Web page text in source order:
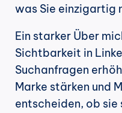
was Sie einzigartig
Ein starker Über
Sichtbarkeit in
Suchanfragen
Marke stärken und
entscheiden, ob sie